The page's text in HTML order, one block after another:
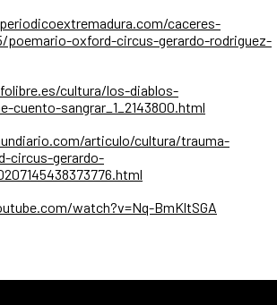
caceres-
poemario-oxford-circus-gerardo-rodriguez-
cultura/los-diablos-
cuento-sangrar_1_2143800.html
articulo/cultura/trauma-
circus-gerardo-
watch?v=Nq-BmKltSGA